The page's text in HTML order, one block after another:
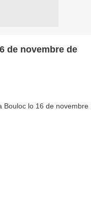
de novembre de